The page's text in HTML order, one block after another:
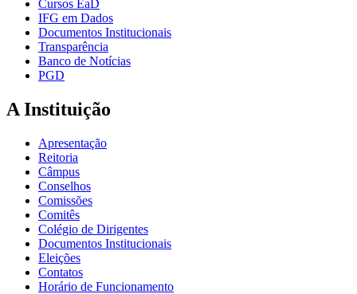
Cursos EaD
IFG em Dados
Documentos Institucionais
Transparência
Banco de Notícias
PGD
A Instituição
Apresentação
Reitoria
Câmpus
Conselhos
Comissões
Comitês
Colégio de Dirigentes
Documentos Institucionais
Eleições
Contatos
Horário de Funcionamento